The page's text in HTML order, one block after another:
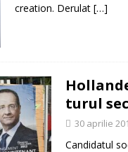
creation. Derulat […]
turul
30 aprilie
Candidatul